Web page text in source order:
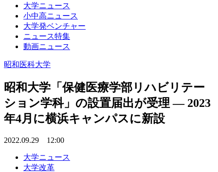
大学ニュース
小中高ニュース
大学発ベンチャー
ニュース特集
動画ニュース
昭和医科大学
昭和大学「保健医療学部リハビリテー
ション学科」の設置届出が受理 — 2023
年4月に横浜キャンパスに新設
2022.09.29 12:00
大学ニュース
大学改革